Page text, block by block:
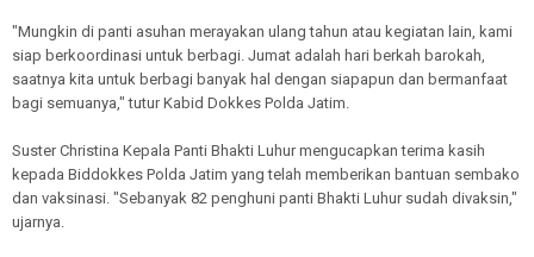
"Mungkin di panti asuhan merayakan ulang tahun atau kegiatan lain, kami
siap berkoordinasi untuk berbagi. Jumat adalah hari berkah barokah,
saatnya kita untuk berbagi banyak hal dengan siapapun dan bermanfaat
bagi semuanya," tutur Kabid Dokkes Polda Jatim.
Suster Christina Kepala Panti Bhakti Luhur mengucapkan terima kasih
kepada Biddokkes Polda Jatim yang telah memberikan bantuan sembako
dan vaksinasi. "Sebanyak 82 penghuni panti Bhakti Luhur sudah divaksin,"
ujarnya.